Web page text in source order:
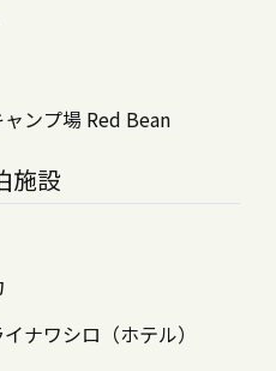
ンプ場 Red Bean
施設
ナワシロ（ホテル）